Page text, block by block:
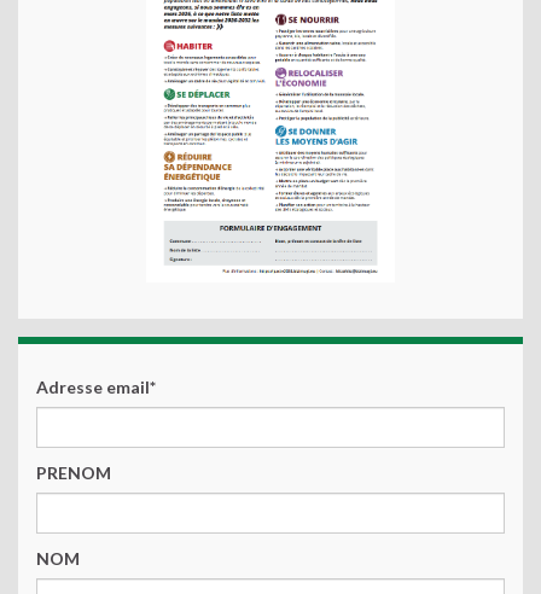
Adresse email*
PRENOM
NOM